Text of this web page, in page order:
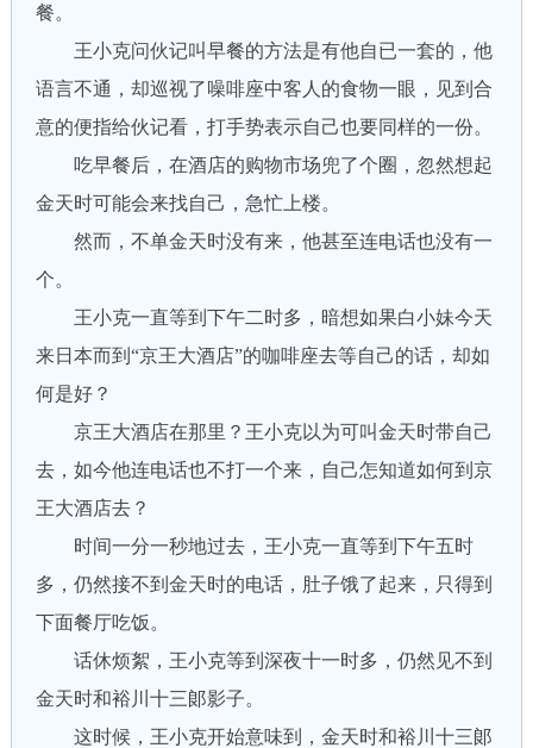
餐。
王小克问伙记叫早餐的方法是有他自已一套的，他
语言不通，却巡视了噪啡座中客人的食物一眼，见到合
意的便指给伙记看，打手势表示自己也要同样的一份。
吃早餐后，在酒店的购物市场兜了个圈，忽然想起
金天时可能会来找自己，急忙上楼。
然而，不单金天时没有来，他甚至连电话也没有一
个。
王小克一直等到下午二时多，暗想如果白小妹今天
来日本而到“京王大酒店”的咖啡座去等自己的话，却如
何是好？
京王大酒店在那里？王小克以为可叫金天时带自己
去，如今他连电话也不打一个来，自己怎知道如何到京
王大酒店去？
时间一分一秒地过去，王小克一直等到下午五时
多，仍然接不到金天时的电话，肚子饿了起来，只得到
下面餐厅吃饭。
话休烦絮，王小克等到深夜十一时多，仍然见不到
金天时和裕川十三郞影子。
这时候，王小克开始意味到，金天时和裕川十三郞